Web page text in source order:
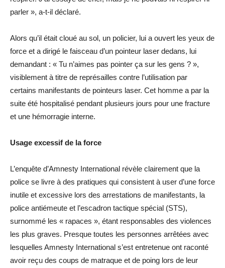
parler », a-t-il déclaré.
Alors qu’il était cloué au sol, un policier, lui a ouvert les yeux de
force et a dirigé le faisceau d’un pointeur laser dedans, lui
demandant : « Tu n’aimes pas pointer ça sur les gens ? »,
visiblement à titre de représailles contre l’utilisation par
certains manifestants de pointeurs laser. Cet homme a par la
suite été hospitalisé pendant plusieurs jours pour une fracture
et une hémorragie interne.
Usage excessif de la force
L’enquête d’Amnesty International révèle clairement que la
police se livre à des pratiques qui consistent à user d’une force
inutile et excessive lors des arrestations de manifestants, la
police antiémeute et l’escadron tactique spécial (STS),
surnommé les « rapaces », étant responsables des violences
les plus graves. Presque toutes les personnes arrêtées avec
lesquelles Amnesty International s’est entretenue ont raconté
avoir reçu des coups de matraque et de poing lors de leur